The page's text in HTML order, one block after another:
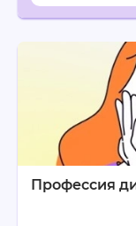
Профессия